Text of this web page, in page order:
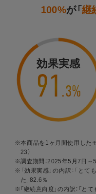
100%が「 継
※本商品を1ヶ月間使用した
23）
※調査期間：2025年5月7日～
※「効果実感」の内訳：「とて
た」82.6％
※「継続意向度」の内訳：「と
効果実感
91 .3%